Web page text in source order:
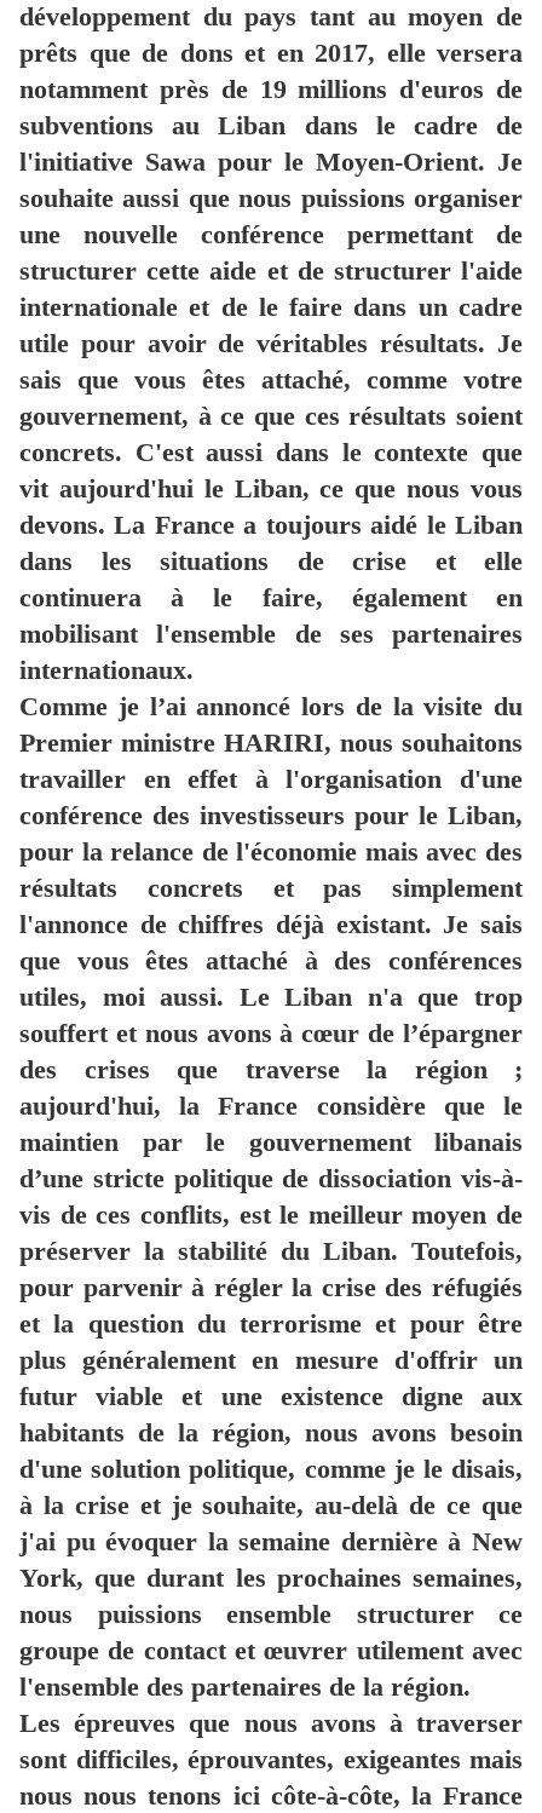
développement du pays tant au moyen de
prêts que de dons et en 2017, elle versera
notamment près de 19 millions d'euros de
subventions au Liban dans le cadre de
l'initiative Sawa pour le Moyen-Orient. Je
souhaite aussi que nous puissions organiser
une nouvelle conférence permettant de
structurer cette aide et de structurer l'aide
internationale et de le faire dans un cadre
utile pour avoir de véritables résultats. Je
sais que vous êtes attaché, comme votre
gouvernement, à ce que ces résultats soient
concrets. C'est aussi dans le contexte que
vit aujourd'hui le Liban, ce que nous vous
devons. La France a toujours aidé le Liban
dans les situations de crise et elle
continuera à le faire, également en
mobilisant l'ensemble de ses partenaires
internationaux.
Comme je l’ai annoncé lors de la visite du
Premier ministre HARIRI, nous souhaitons
travailler en effet à l'organisation d'une
conférence des investisseurs pour le Liban,
pour la relance de l'économie mais avec des
résultats concrets et pas simplement
l'annonce de chiffres déjà existant. Je sais
que vous êtes attaché à des conférences
utiles, moi aussi. Le Liban n'a que trop
souffert et nous avons à cœur de l’épargner
des crises que traverse la région ;
aujourd'hui, la France considère que le
maintien par le gouvernement libanais
d’une stricte politique de dissociation vis-à-
vis de ces conflits, est le meilleur moyen de
préserver la stabilité du Liban. Toutefois,
pour parvenir à régler la crise des réfugiés
et la question du terrorisme et pour être
plus généralement en mesure d'offrir un
futur viable et une existence digne aux
habitants de la région, nous avons besoin
d'une solution politique, comme je le disais,
à la crise et je souhaite, au-delà de ce que
j'ai pu évoquer la semaine dernière à New
York, que durant les prochaines semaines,
nous puissions ensemble structurer ce
groupe de contact et œuvrer utilement avec
l'ensemble des partenaires de la région.
Les épreuves que nous avons à traverser
sont difficiles, éprouvantes, exigeantes mais
nous nous tenons ici côte-à-côte, la France